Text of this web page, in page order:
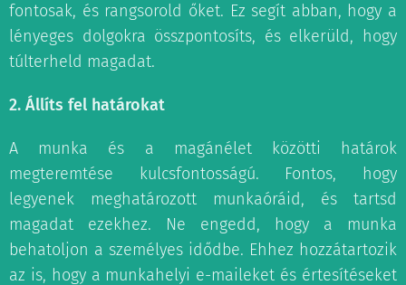
fontosak, és rangsorold őket. Ez segít abban, hogy a
lényeges dolgokra összpontosíts, és elkerüld, hogy
túlterheld magadat.
2. Állíts fel határokat
A munka és a magánélet közötti határok
megteremtése kulcsfontosságú. Fontos, hogy
legyenek meghatározott munkaóráid, és tartsd
magadat ezekhez. Ne engedd, hogy a munka
behatoljon a személyes idődbe. Ehhez hozzátartozik
az is, hogy a munkahelyi e-maileket és értesítéseket